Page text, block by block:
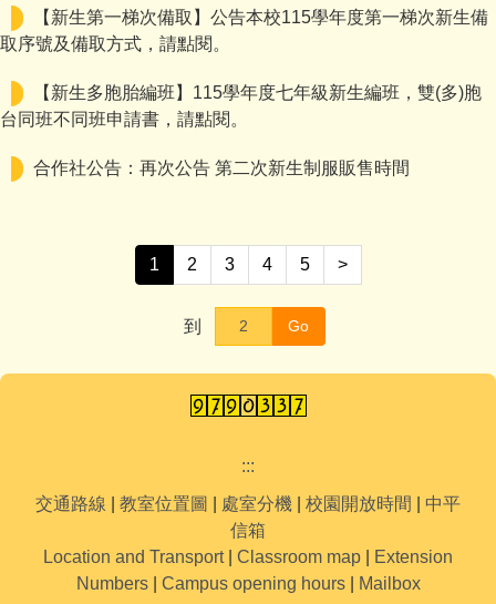
【新生第一梯次備取】公告本校115學年度第一梯次新生備
取序號及備取方式，請點閱。
【新生多胞胎編班】115學年度七年級新生編班，雙(多)胞
台同班不同班申請書，請點閱。
合作社公告：再次公告 第二次新生制服販售時間
1 2 3 4 5 >
到 Go
:::
交通路線
教室位置圖 處室分機 校園開放時間
中平
信箱
Location and Transport| Classroom map
Extension
Numbers| Campus opening hours| Mailbox